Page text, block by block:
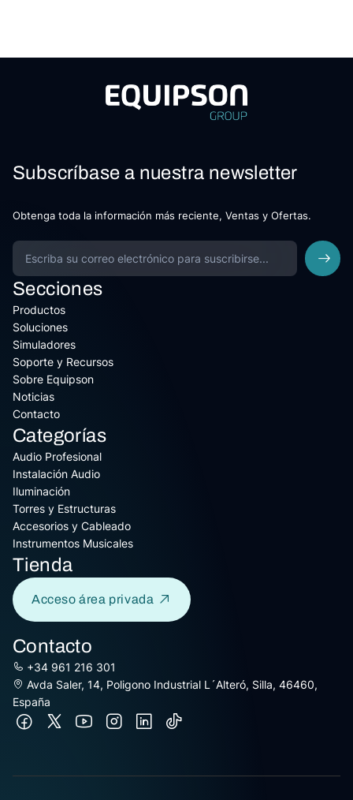
Subscríbase a nuestra newsletter
Obtenga toda la información más reciente, Ventas y Ofertas.
Secciones
Productos
Soluciones
Simuladores
Soporte y Recursos
Sobre Equipson
Noticias
Contacto
Categorías
Audio Profesional
Instalación Audio
Iluminación
Torres y Estructuras
Accesorios y Cableado
Instrumentos Musicales
Tienda
Acceso área privada
Contacto
+34 961 216 301
Avda Saler, 14, Poligono Industrial L´Alteró, Silla, 46460,
España